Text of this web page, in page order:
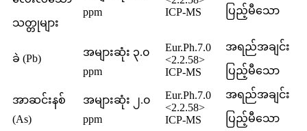
သတ္တုများ
ppm
ICP-MS
ပြည့်မီသော
ခဲ (Pb)
အများဆုံး ၃.၀
ppm
Eur.Ph.7.0
<2.2.58>
ICP-MS
အရည်အချင်း
ပြည့်မီသော
အာဆင်းနစ်
(As)
အများဆုံး ၂.၀
ppm
Eur.Ph.7.0
<2.2.58>
ICP-MS
အရည်အချင်း
ပြည့်မီသော